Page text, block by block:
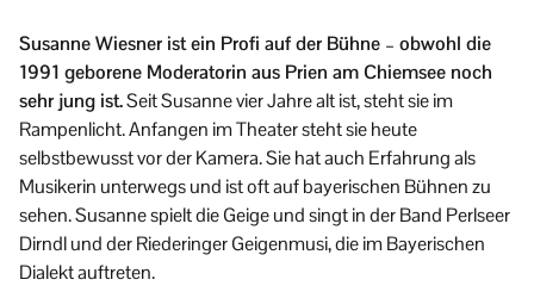
Susanne Wiesner ist ein Profi auf der Bühne – obwohl die
1991 geborene Moderatorin aus Prien am Chiemsee noch
sehr jung ist.Seit Susanne vier Jahre alt ist, steht sie im
Rampenlicht. Anfangen im Theater steht sie heute
selbstbewusst vor der Kamera. Sie hat auch Erfahrung als
Musikerin unterwegs und ist oft auf bayerischen Bühnen zu
sehen. Susanne spielt die Geige und singt in der Band Perlseer
Dirndl und der Riederinger Geigenmusi, die im Bayerischen
Dialekt auftreten.